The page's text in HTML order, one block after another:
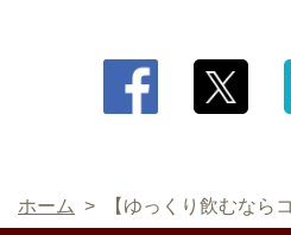
ホーム 【ゆっくり飲むなら
閉じ